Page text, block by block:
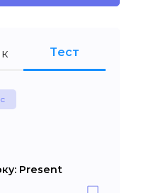
Тест
Present